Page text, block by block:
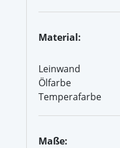
Material:
Leinwand
Ölfarbe
Temperafarbe
Maße: